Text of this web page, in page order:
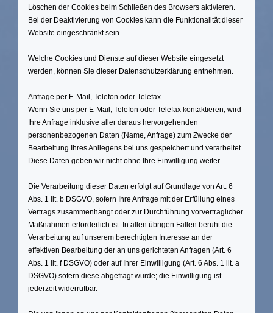
Löschen der Cookies beim Schließen des Browsers aktivieren.
Bei der Deaktivierung von Cookies kann die Funktionalität dieser
Website eingeschränkt sein.
Welche Cookies und Dienste auf dieser Website eingesetzt
werden, können Sie dieser Datenschutzerklärung entnehmen.
Anfrage per E-Mail, Telefon oder Telefax
Wenn Sie uns per E-Mail, Telefon oder Telefax kontaktieren, wird
Ihre Anfrage inklusive aller daraus hervorgehenden
personenbezogenen Daten (Name, Anfrage) zum Zwecke der
Bearbeitung Ihres Anliegens bei uns gespeichert und verarbeitet.
Diese Daten geben wir nicht ohne Ihre Einwilligung weiter.
Die Verarbeitung dieser Daten erfolgt auf Grundlage von Art. 6
Abs. 1 lit. b DSGVO, sofern Ihre Anfrage mit der Erfüllung eines
Vertrags zusammenhängt oder zur Durchführung vorvertraglicher
Maßnahmen erforderlich ist. In allen übrigen Fällen beruht die
Verarbeitung auf unserem berechtigten Interesse an der
effektiven Bearbeitung der an uns gerichteten Anfragen (Art. 6
Abs. 1 lit. f DSGVO) oder auf Ihrer Einwilligung (Art. 6 Abs. 1 lit. a
DSGVO) sofern diese abgefragt wurde; die Einwilligung ist
jederzeit widerrufbar.